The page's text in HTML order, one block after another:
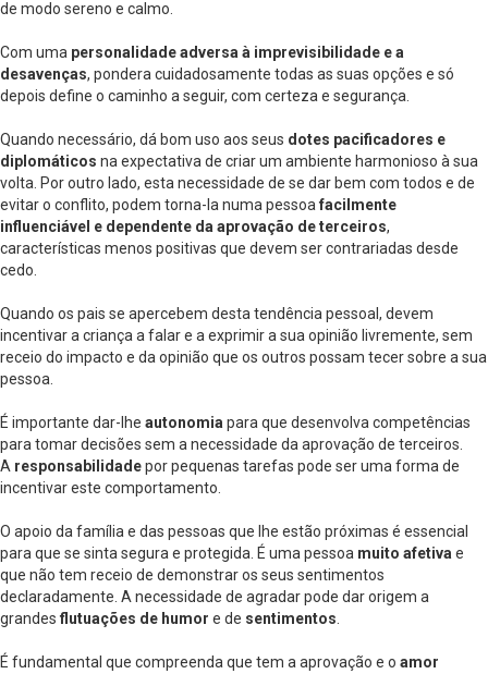
de modo sereno e calmo.
Com uma personalidade adversa à imprevisibilidade e a
desavenças, pondera cuidadosamente todas as suas opções e só
depois define o caminho a seguir, com certeza e segurança.
Quando necessário, dá bom uso aos seus dotes pacificadores e
diplomáticos na expectativa de criar um ambiente harmonioso à sua
volta. Por outro lado, esta necessidade de se dar bem com todos e de
evitar o conflito, podem torna-la numa pessoa facilmente
influenciável e dependente da aprovação de terceiros,
características menos positivas que devem ser contrariadas desde
cedo.
Quando os pais se apercebem desta tendência pessoal, devem
incentivar a criança a falar e a exprimir a sua opinião livremente, sem
receio do impacto e da opinião que os outros possam tecer sobre a sua
pessoa.
É importante dar-lhe autonomia para que desenvolva competências
para tomar decisões sem a necessidade da aprovação de terceiros.
A responsabilidadepor pequenas tarefas pode ser uma forma de
incentivar este comportamento.
O apoio da família e das pessoas que lhe estão próximas é essencial
para que se sinta segura e protegida. É uma pessoa muito afetiva e
que não tem receio de demonstrar os seus sentimentos
declaradamente. A necessidade de agradar pode dar origem a
grandes flutuações de humor e de sentimentos
É fundamental que compreenda que tem a aprovação e o amor